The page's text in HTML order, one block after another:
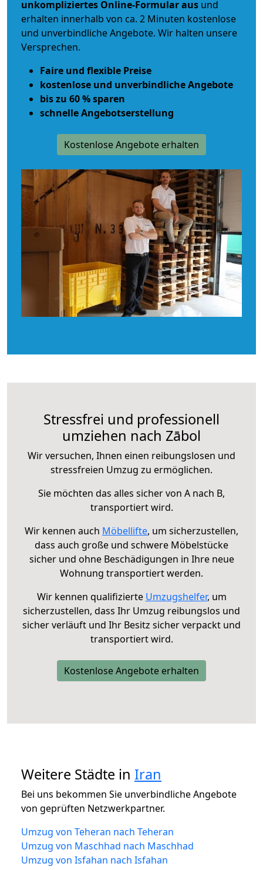
unkompliziertes Online-Formular aus und
erhalten innerhalb von ca. 2 Minuten kostenlose
und unverbindliche Angebote. Wir halten unsere
Versprechen.
Faire und flexible Preise
kostenlose und unverbindliche Angebote
bis zu 60 % sparen
schnelle Angebotserstellung
Kostenlose Angebote erhalten
Stressfrei und professionell
umziehen nach Zābol
Wir versuchen, Ihnen einen reibungslosen und
stressfreien Umzug zu ermöglichen.
Sie möchten das alles sicher von A nach B,
transportiert wird.
Wir kennen auch Möbellifte, um sicherzustellen,
dass auch große und schwere Möbelstücke
sicher und ohne Beschädigungen in Ihre neue
Wohnung transportiert werden.
Wir kennen qualifizierte Umzugshelfer, um
sicherzustellen, dass Ihr Umzug reibungslos und
sicher verläuft und Ihr Besitz sicher verpackt und
transportiert wird.
Kostenlose Angebote erhalten
Weitere Städte in Iran
Bei uns bekommen Sie unverbindliche Angebote
von geprüften Netzwerkpartner.
Umzug von Teheran nach Teheran
Umzug von Maschhad nach Maschhad
Umzug von Isfahan nach Isfahan